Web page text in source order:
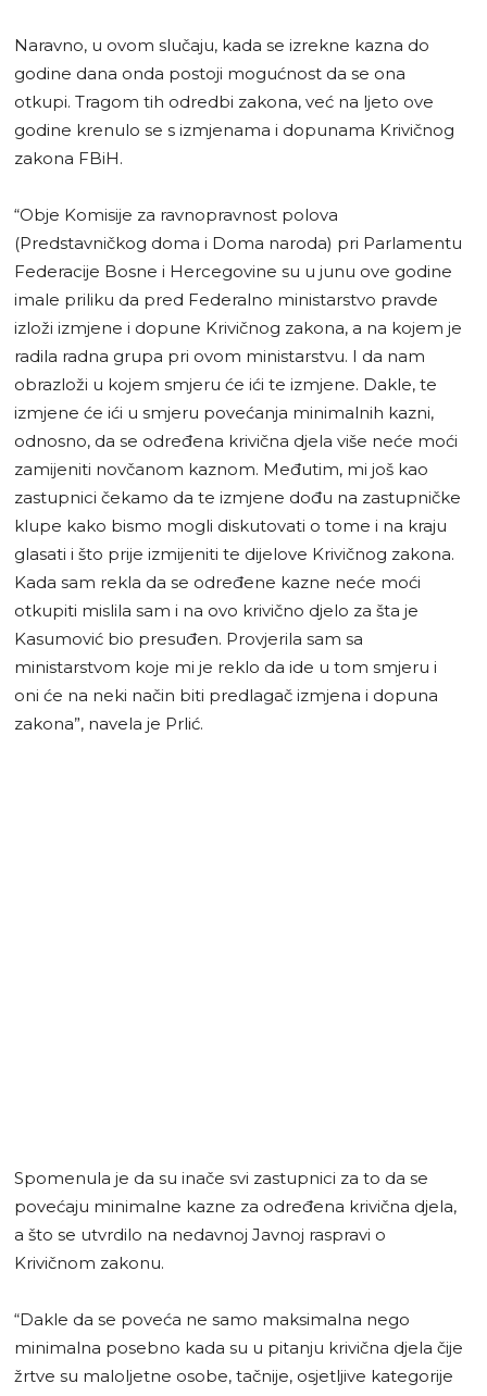
Naravno, u ovom slučaju, kada se izrekne kazna do
godine dana onda postoji mogućnost da se ona
otkupi. Tragom tih odredbi zakona, već na ljeto ove
godine krenulo se s izmjenama i dopunama Krivičnog
zakona FBiH.
“Obje Komisije za ravnopravnost polova
(Predstavničkog doma i Doma naroda) pri Parlamentu
Federacije Bosne i Hercegovine su u junu ove godine
imale priliku da pred Federalno ministarstvo pravde
izloži izmjene i dopune Krivičnog zakona, a na kojem je
radila radna grupa pri ovom ministarstvu. I da nam
obrazloži u kojem smjeru će ići te izmjene. Dakle, te
izmjene će ići u smjeru povećanja minimalnih kazni,
odnosno, da se određena krivična djela više neće moći
zamijeniti novčanom kaznom. Međutim, mi još kao
zastupnici čekamo da te izmjene dođu na zastupničke
klupe kako bismo mogli diskutovati o tome i na kraju
glasati i što prije izmijeniti te dijelove Krivičnog zakona.
Kada sam rekla da se određene kazne neće moći
otkupiti mislila sam i na ovo krivično djelo za šta je
Kasumović bio presuđen. Provjerila sam sa
ministarstvom koje mi je reklo da ide u tom smjeru i
oni će na neki način biti predlagač izmjena i dopuna
zakona”, navela je Prlić.
Spomenula je da su inače svi zastupnici za to da se
povećaju minimalne kazne za određena krivična djela,
a što se utvrdilo na nedavnoj Javnoj raspravi o
Krivičnom zakonu.
“Dakle da se poveća ne samo maksimalna nego
minimalna posebno kada su u pitanju krivična djela čije
žrtve su maloljetne osobe, tačnije, osjetljive kategorije